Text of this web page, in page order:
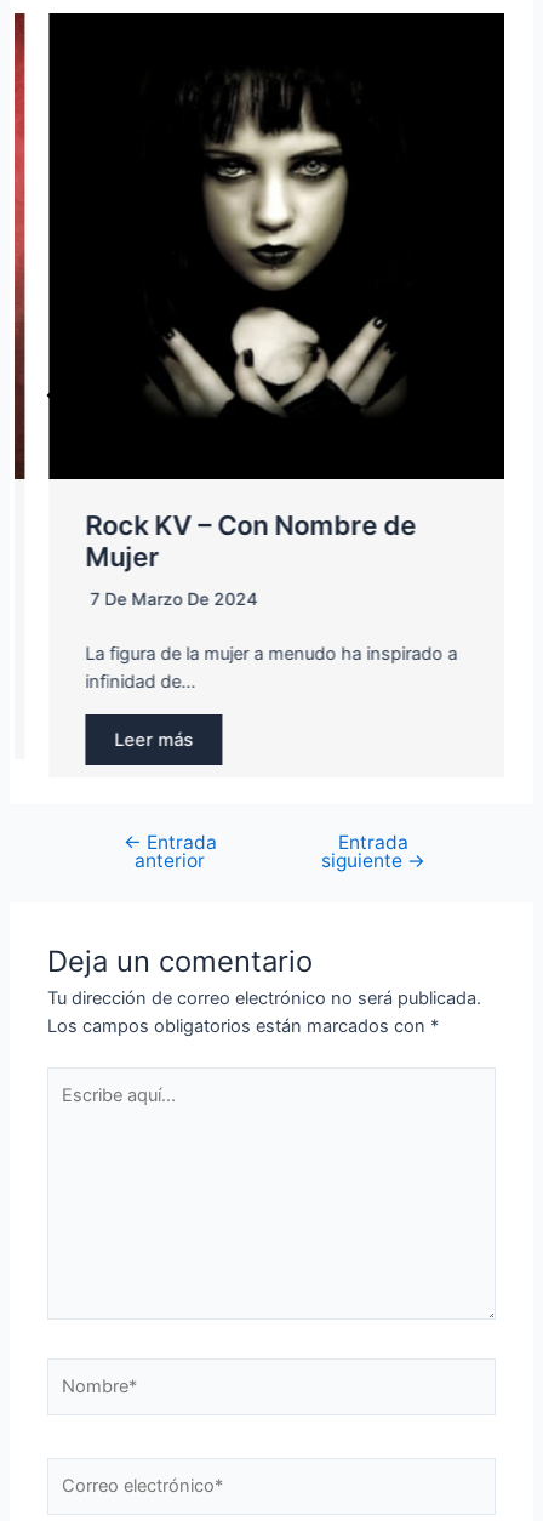
Rock KV – Con Nombre de
Mujer
7 De Marzo De 2024
La figura de la mujer a menudo ha inspirado a
infinidad de…
Leer más
Navegación
←Entrada Entrada
Deja un comentario
Tu dirección de correo electrónico no será publicada.